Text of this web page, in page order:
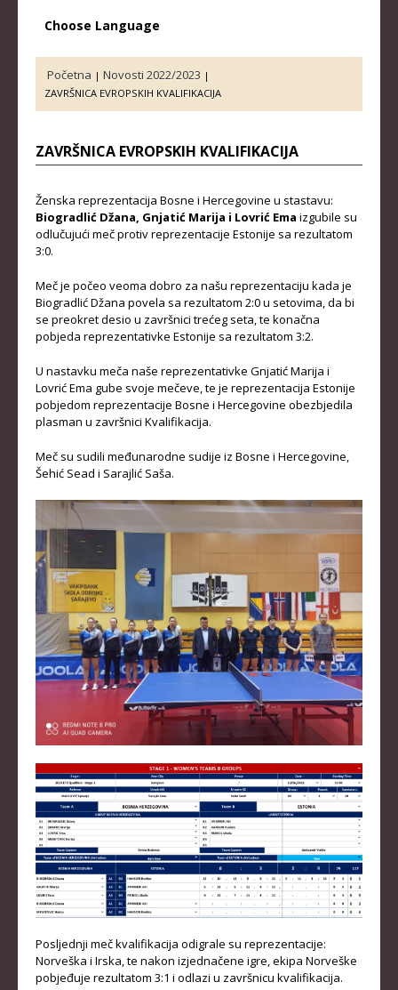
ŽENSKA KADETSKA REPREZENTACIJA
RANG LISTE
SENIORI
JUNIORI
JUNIORKE
KADETKINJE
MLAĐI KADETI
MLAĐE KADETKINJE
NAJMLAĐI KADETI
NAJMLAĐE KADETKINJE
DOKUMENTI
KALENDARI I RASPOREDI
BILTENI TAKMIČENJA
PRAVILNICI
OBRASCI
OPŠTI DOKUMENTI
IZVJEŠTAJI I ZAPISNICI
KLUBOVI
LINKOVI
Choose Language
Početna | Novosti 2022/2023 |
ZAVRŠNICA EVROPSKIH KVALIFIKACIJA
ZAVRŠNICA EVROPSKIH KVALIFIKACIJA
Ženska reprezentacija Bosne i Hercegovine u stastavu:
Biogradlić Džana, Gnjatić Marija i Lovrić Ema izgubile su
odlučujući meč protiv reprezentacije Estonije sa rezultatom
3:0.
Meč je počeo veoma dobro za našu reprezentaciju kada je
Biogradlić Džana povela sa rezultatom 2:0 u setovima, da bi
se preokret desio u završnici trećeg seta, te konačna
pobjeda reprezentativke Estonije sa rezultatom 3:2.
U nastavku meča naše reprezentativke Gnjatić Marija i
Lovrić Ema gube svoje mečeve, te je reprezentacija Estonije
pobjedom reprezentacije Bosne i Hercegovine obezbjedila
plasman u završnici Kvalifikacija.
Meč su sudili međunarodne sudije iz Bosne i Hercegovine,
Šehić Sead i Sarajlić Saša.
Posljednji meč kvalifikacija odigrale su reprezentacije:
Norveška i Irska, te nakon izjednačene igre, ekipa Norveške
pobjeđuje rezultatom 3:1 i odlazi u završnicu kvalifikacija.